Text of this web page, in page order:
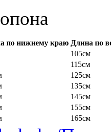
по нижнему краю Длина по
105см
115см
125см
135см
145см
155см
165см